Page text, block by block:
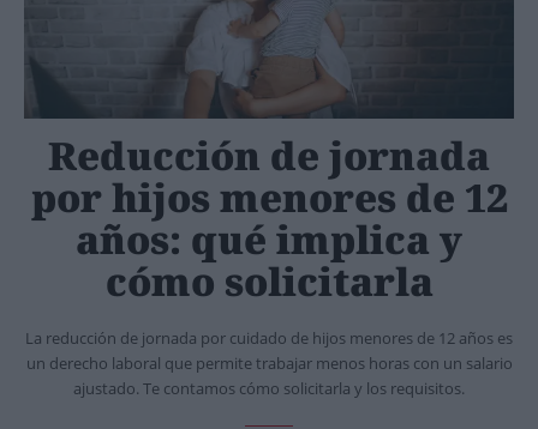
Reducción de jornada
por hijos menores de 12
años: qué implica y
cómo solicitarla
La reducción de jornada por cuidado de hijos menores de 12 años es
un derecho laboral que permite trabajar menos horas con un salario
ajustado. Te contamos cómo solicitarla y los requisitos.